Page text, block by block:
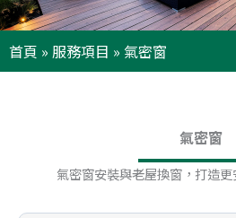
首頁 » 服務項目 » 氣密窗
氣密窗
氣密窗安裝與老屋換窗，打造